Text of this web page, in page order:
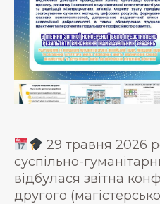
29 травня 2026
суспільно-
відбулася звітна
другого